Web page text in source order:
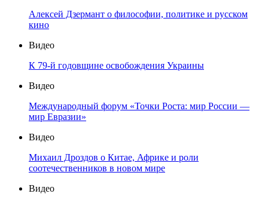
Алексей Дзермант о философии, политике и русском
кино
Видео
К 79-й годовщине освобождения Украины
Видео
Международный форум «Точки Роста: мир России —
мир Евразии»
Видео
Михаил Дроздов о Китае, Африке и роли
соотечественников в новом мире
Видео